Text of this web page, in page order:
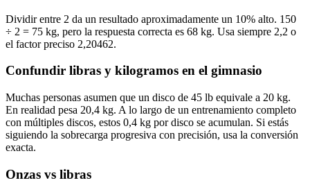
Dividir entre 2 da un resultado aproximadamente un 10% alto. 150
÷ 2 = 75 kg, pero la respuesta correcta es 68 kg. Usa siempre 2,2 o
el factor preciso 2,20462.
Confundir libras y kilogramos en el gimnasio
Muchas personas asumen que un disco de 45 lb equivale a 20 kg.
En realidad pesa 20,4 kg. A lo largo de un entrenamiento completo
con múltiples discos, estos 0,4 kg por disco se acumulan. Si estás
siguiendo la sobrecarga progresiva con precisión, usa la conversión
exacta.
Onzas vs libras